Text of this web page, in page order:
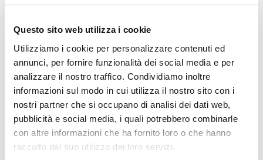
Questo sito web utilizza i cookie
Utilizziamo i cookie per personalizzare contenuti ed
annunci, per fornire funzionalità dei social media e per
analizzare il nostro traffico. Condividiamo inoltre
informazioni sul modo in cui utilizza il nostro sito con i
nostri partner che si occupano di analisi dei dati web,
pubblicità e social media, i quali potrebbero combinarle
con altre informazioni che ha fornito loro o che hanno
raccolto dal suo utilizzo dei loro servizi.
Istituto Paritario S. Freud – Scuola Privata Milano – Scuola
paritaria: Istituto Tecnico Informatico, Istituto Tecnico
Turismo, Liceo delle Scienze Umane e Liceo Scientifico
Via Accademia, 26/29 Milano – Viale Fulvio Testi, 7 Milano – Tel.
02.29409829–www.istitutofreud.it
Scuola Superiore Paritaria Milano- Scuola Privata Informatica
Milano
Scuola Privata Turismo Milano -
Liceo delle Scienze Umane
indirizzo Economico Sociale Milano